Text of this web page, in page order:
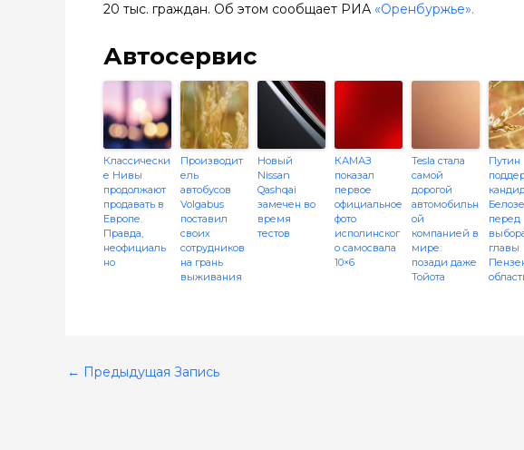
20 тыс. граждан. Об этом сообщает РИА «Оренбуржье».
Автосервис
Классически
е Нивы
продолжают
продавать в
Европе.
Правда,
неофициаль
но
Производит
ель
автобусов
Volgabus
поставил
своих
сотрудников
на грань
выживания
Новый
Nissan
Qashqai
замечен во
время
тестов
КАМАЗ
показал
первое
официальное
фото
исполинског
о самосвала
10×6
Tesla стала
самой
дорогой
автомобильн
ой
компанией в
мире:
позади даже
Тойота
Путин
перед
главы
← Предыдущая Запись